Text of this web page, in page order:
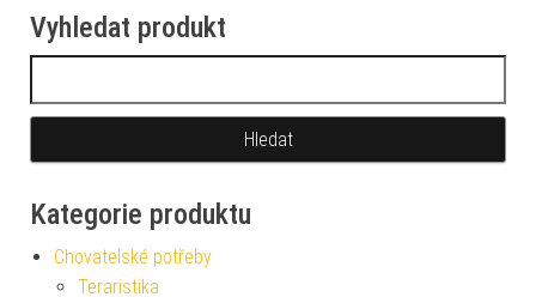
Vyhledat produkt
Kategorie produktu
Chovatelské potřeby
Teraristika